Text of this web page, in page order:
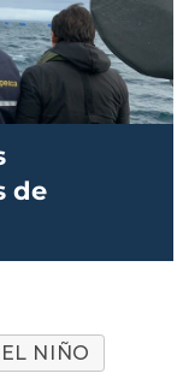
de
EL NIÑO